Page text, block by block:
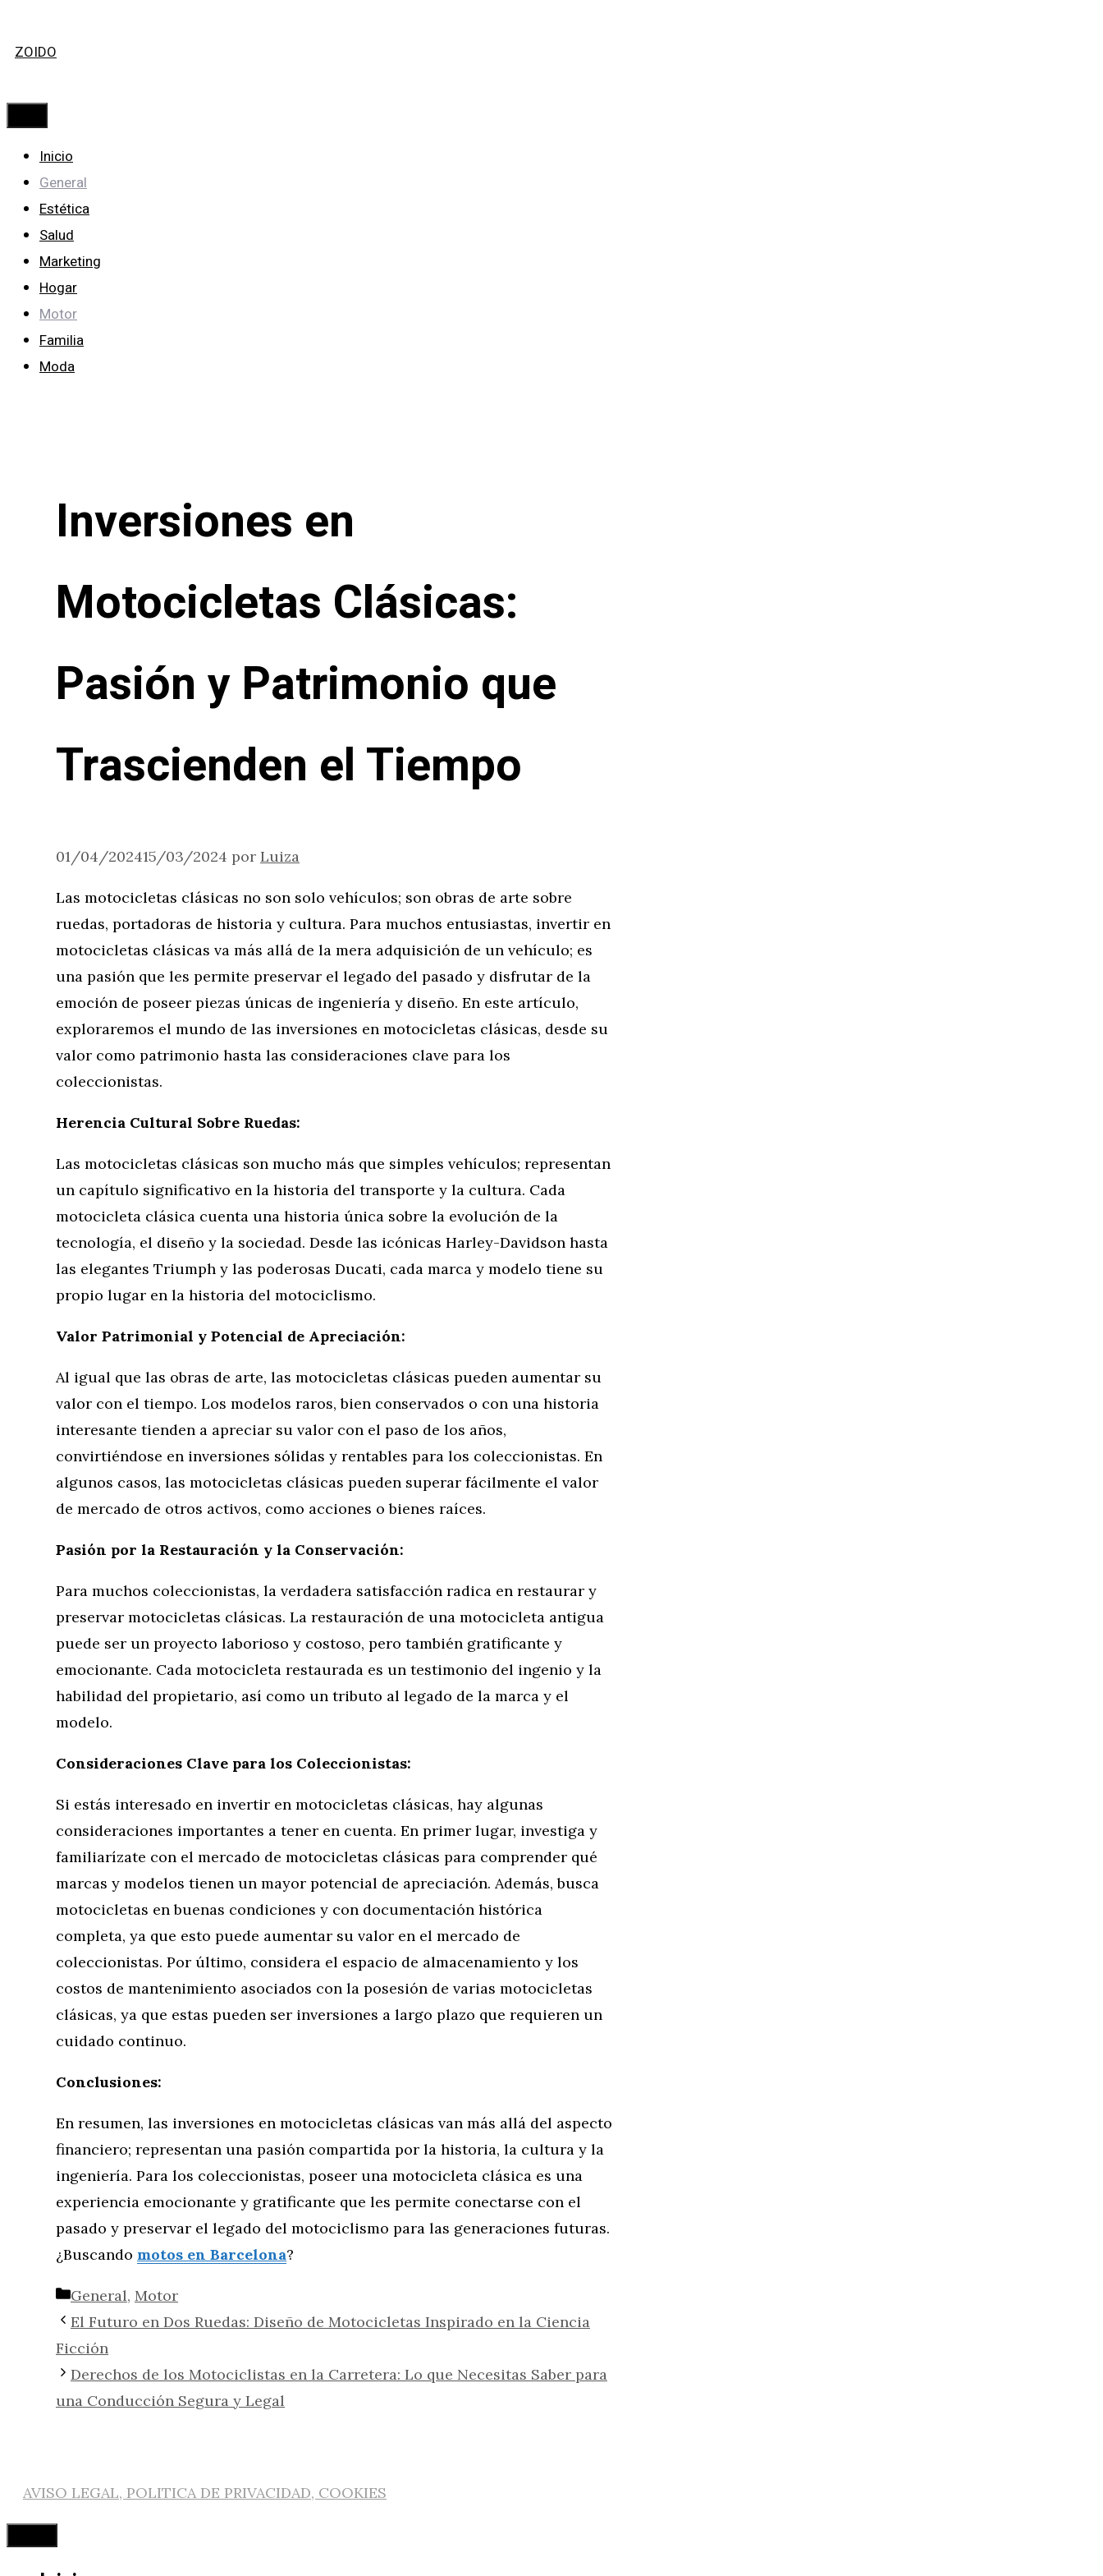
al
ZOIDO
Inicio
General
Estética
Salud
Marketing
Hogar
Motor
Familia
Moda
Inversiones en
Motocicletas Clásicas:
Pasión y Patrimonio que
Trascienden el Tiempo
01/04/202415/03/2024 por Luiza
Las motocicletas clásicas no son solo vehículos; son obras de arte sobre
ruedas, portadoras de historia y cultura. Para muchos entusiastas, invertir en
motocicletas clásicas va más allá de la mera adquisición de un vehículo; es
una pasión que les permite preservar el legado del pasado y disfrutar de la
emoción de poseer piezas únicas de ingeniería y diseño. En este artículo,
exploraremos el mundo de las inversiones en motocicletas clásicas, desde su
valor como patrimonio hasta las consideraciones clave para los
coleccionistas.
Herencia Cultural Sobre Ruedas:
Las motocicletas clásicas son mucho más que simples vehículos; representan
un capítulo significativo en la historia del transporte y la cultura. Cada
motocicleta clásica cuenta una historia única sobre la evolución de la
tecnología, el diseño y la sociedad. Desde las icónicas Harley-Davidson hasta
las elegantes Triumph y las poderosas Ducati, cada marca y modelo tiene su
propio lugar en la historia del motociclismo.
Valor Patrimonial y Potencial de Apreciación:
Al igual que las obras de arte, las motocicletas clásicas pueden aumentar su
valor con el tiempo. Los modelos raros, bien conservados o con una historia
interesante tienden a apreciar su valor con el paso de los años,
convirtiéndose en inversiones sólidas y rentables para los coleccionistas. En
algunos casos, las motocicletas clásicas pueden superar fácilmente el valor
de mercado de otros activos, como acciones o bienes raíces.
Pasión por la Restauración y la Conservación:
Para muchos coleccionistas, la verdadera satisfacción radica en restaurar y
preservar motocicletas clásicas. La restauración de una motocicleta antigua
puede ser un proyecto laborioso y costoso, pero también gratificante y
emocionante. Cada motocicleta restaurada es un testimonio del ingenio y la
habilidad del propietario, así como un tributo al legado de la marca y el
modelo.
Consideraciones Clave para los Coleccionistas:
Si estás interesado en invertir en motocicletas clásicas, hay algunas
consideraciones importantes a tener en cuenta. En primer lugar, investiga y
familiarízate con el mercado de motocicletas clásicas para comprender qué
marcas y modelos tienen un mayor potencial de apreciación. Además, busca
motocicletas en buenas condiciones y con documentación histórica
completa, ya que esto puede aumentar su valor en el mercado de
coleccionistas. Por último, considera el espacio de almacenamiento y los
costos de mantenimiento asociados con la posesión de varias motocicletas
clásicas, ya que estas pueden ser inversiones a largo plazo que requieren un
cuidado continuo.
Conclusiones:
En resumen, las inversiones en motocicletas clásicas van más allá del aspecto
financiero; representan una pasión compartida por la historia, la cultura y la
ingeniería. Para los coleccionistas, poseer una motocicleta clásica es una
experiencia emocionante y gratificante que les permite conectarse con el
pasado y preservar el legado del motociclismo para las generaciones futuras.
¿Buscando motos en Barcelona?
Categorías
General, Motor
El Futuro en Dos Ruedas: Diseño de Motocicletas Inspirado en la Ciencia
Ficción
Derechos de los Motociclistas en la Carretera: Lo que Necesitas Saber para
una Conducción Segura y Legal
AVISO LEGAL, POLITICA DE PRIVACIDAD, COOKIES
Cerrar